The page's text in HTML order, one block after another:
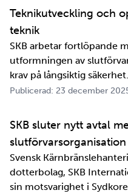
perspektiv i alla fall. För
Teknikutveckling och
teknik
SKB arbetar fortlöpande
utformningen av
krav på långsiktig säkerhet.
Publicerad: 23 december
SKB sluter nytt avtal
slutförvarsorganisation
Svensk
dotterbolag, SKB
sin motsvarighet i